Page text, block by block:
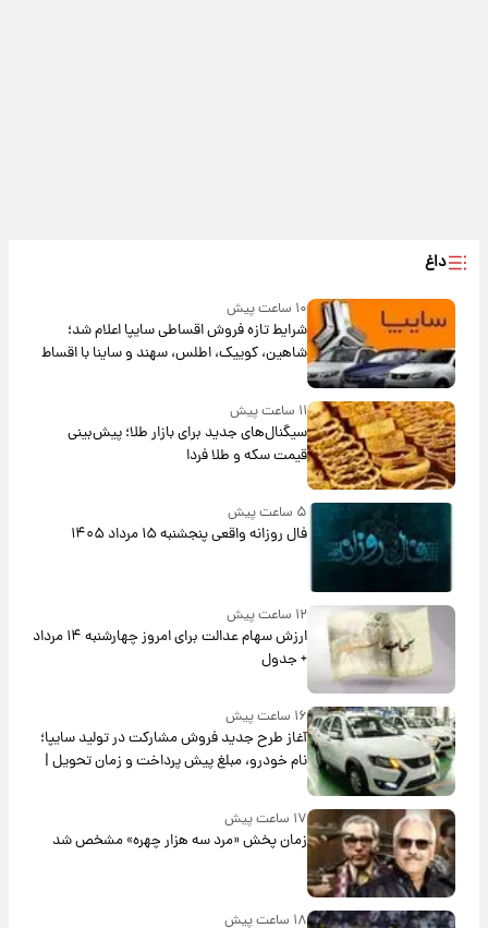
داغ
۱۰ ساعت پیش
شرایط تازه فروش اقساطی سایپا اعلام شد؛
شاهین، کوییک، اطلس، سهند و ساینا با اقساط
بلندمدت + جدول
۱۱ ساعت پیش
سیگنال‌های جدید برای بازار طلا؛ پیش‌بینی
قیمت سکه و طلا فردا
۵ ساعت پیش
فال روزانه واقعی پنجشنبه ۱۵ مرداد ۱۴۰۵
۱۲ ساعت پیش
ارزش سهام عدالت برای امروز چهارشنبه ۱۴ مرداد
+ جدول
۱۶ ساعت پیش
آغاز طرح جدید فروش مشارکت در تولید سایپا؛
نام خودرو، مبلغ پیش پرداخت و زمان تحویل |
سود مشارکت چند درصد است؟
۱۷ ساعت پیش
زمان پخش «مرد سه هزار چهره» مشخص شد
۱۸ ساعت پیش